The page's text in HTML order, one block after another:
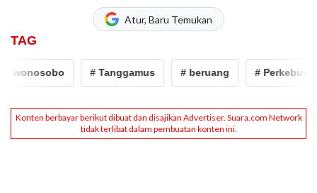
Atur, Baru Temukan
TAG
wonosobo # Tanggamus # beruang # Perkebunan